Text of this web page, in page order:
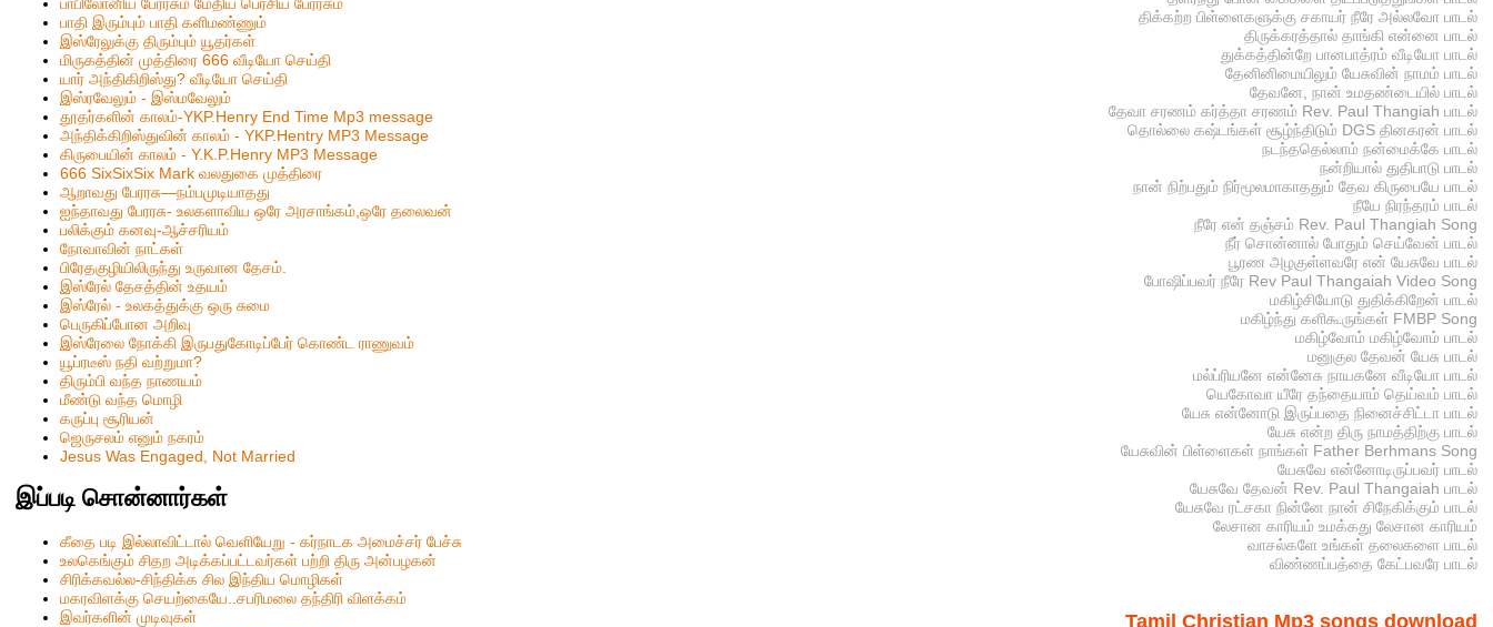
பாதி இரும்பும் பாதி களிமண்ணும்
இஸ்ரேலுக்கு திரும்பும் யூதர்கள்
மிருகத்தின் முத்திரை 666 வீடியோ செய்தி
யார் அந்திகிறிஸ்து? வீடியோ செய்தி
இஸ்ரவேலும் - இஸ்மவேலும்
தூதர்களின் காலம்-YKP.Henry End Time Mp3 message
அந்திக்கிறிஸ்துவின் காலம் - YKP.Hentry MP3 Message
கிருபையின் காலம் - Y.K.P.Henry MP3 Message
666 SixSixSix Mark வலதுகை முத்திரை
ஆறாவது பேரரசு—நம்பமுடியாதது
ஐந்தாவது பேரரசு- உலகளாவிய ஒரே அரசாங்கம்,ஒரே தலைவன்
பலிக்கும் கனவு-ஆச்சரியம்
நோவாவின் நாட்கள்
பிரேதகுழியிலிருந்து உருவான தேசம்.
இஸ்ரேல் தேசத்தின் உதயம்
இஸ்ரேல் - உலகத்துக்கு ஒரு சுமை
பெருகிப்போன அறிவு
இஸ்ரேலை நோக்கி இருபதுகோடிப்பேர் கொண்ட ராணுவம்
யூப்ரடீஸ் நதி வற்றுமா?
திரும்பி வந்த நாணயம்
மீண்டு வந்த மொழி
கருப்பு சூரியன்
ஜெருசலம் எனும் நகரம்
Jesus Was Engaged, Not Married
இப்படி சொன்னார்கள்
கீதை படி இல்லாவிட்டால் வெளியேறு - கர்நாடக அமைச்சர் பேச்சு
உலகெங்கும் சிதற அடிக்கப்பட்டவர்கள் பற்றி திரு அன்பழகன்
சிரிக்கவல்ல-சிந்திக்க சில இந்திய மொழிகள்
மகரவிளக்கு செயற்கையே..சபரிமலை தந்திரி விளக்கம்
இவர்களின் முடிவுகள்
திக்கற்ற பிள்ளைகளுக்கு சகாயர் நீரே அல்லவோ பாடல்
திருக்கரத்தால் தாங்கி என்னை பாடல்
துக்கத்தின்றே பானபாத்ரம் வீடியோ பாடல்
தேனினிமையிலும் யேசுவின் நாமம் பாடல்
தேவனே, நான் உமதண்டையில் பாடல்
தேவா சரணம் கர்த்தா சரணம் Rev. Paul Thangiah பாடல்
தொல்லை கஷ்டங்கள் சூழ்ந்திடும் DGS தினகரன் பாடல்
நடந்ததெல்லாம் நன்மைக்கே பாடல்
நன்றியால் துதிபாடு பாடல்
நான் நிற்பதும் நிர்மூலமாகாததும் தேவ கிருபையே பாடல்
நீயே நிரந்தரம் பாடல்
நீரே என் தஞ்சம் Rev. Paul Thangiah Song
நீர் சொன்னால் போதும் செய்வேன் பாடல்
பூரண அழகுள்ளவரே என் யேசுவே பாடல்
போஷிப்பவர் நீரே Rev Paul Thangaiah Video Song
மகிழ்சியோடு துதிக்கிறேன் பாடல்
மகிழ்ந்து களிகூருங்கள் FMBP Song
மகிழ்வோம் மகிழ்வோம் பாடல்
மனுகுல தேவன் யேசு பாடல்
மல்ப்ரியனே என்னேசு நாயகனே வீடியோ பாடல்
யெகோவா யீரே தந்தையாம் தெய்வம் பாடல்
யேசு என்னோடு இருப்பதை நினைச்சிட்டா பாடல்
யேசு என்ற திரு நாமத்திற்கு பாடல்
யேசுவின் பிள்ளைகள் நாங்கள் Father Berhmans Song
யேசுவே என்னோடிருப்பவர் பாடல்
யேசுவே தேவன் Rev. Paul Thangaiah பாடல்
யேசுவே ரட்சகா நின்னே நான் சிநேகிக்கும் பாடல்
லேசான காரியம் உமக்கது லேசான காரியம்
வாசல்களே உங்கள் தலைகளை பாடல்
விண்ணப்பத்தை கேட்பவரே பாடல்
Tamil Christian Mp3 songs download